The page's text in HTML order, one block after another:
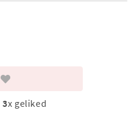
3x geliked